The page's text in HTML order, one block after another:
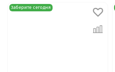
Заберите сегодня